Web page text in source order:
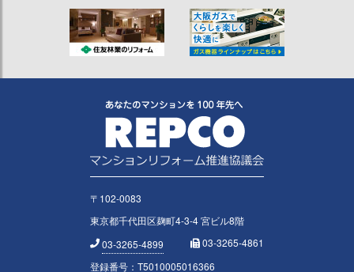
〒102-0083
東京都千代田区麹町4-3-4 宮ビル8階
03-3265-4899
03-3265-4861
登録番号：T5010005016366